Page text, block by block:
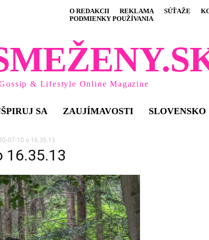
O REDAKCII REKLAMA SÚŤAŽE
PODMIENKY POUŽÍVANIA
& Lifestyle Online Magazine
SA ZAUJÍMAVOSTI SLOVENSKO
07-10 o 16.35.13
16.35.13